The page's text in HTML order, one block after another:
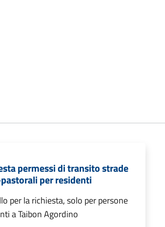
permessi di transito strade
per residenti
per la richiesta, solo per persone
a Taibon Agordino